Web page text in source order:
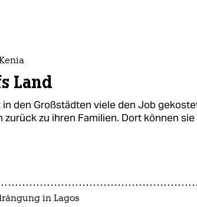
Land
in den Großstädten viele den Job
zurück zu ihren Familien. Dort können
in Lagos